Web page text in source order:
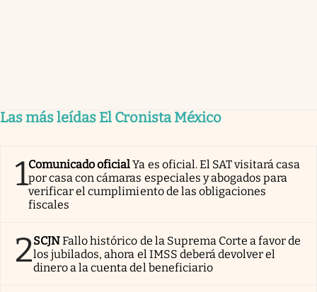
Las más leídas El Cronista México
1Comunicado oficialYa es oficial. El SAT visitará casa
por casa con cámaras especiales y abogados para
verificar el cumplimiento de las obligaciones
fiscales
2SCJNFallo histórico de la Suprema Corte a favor de
los jubilados, ahora el IMSS deberá devolver el
dinero a la cuenta del beneficiario